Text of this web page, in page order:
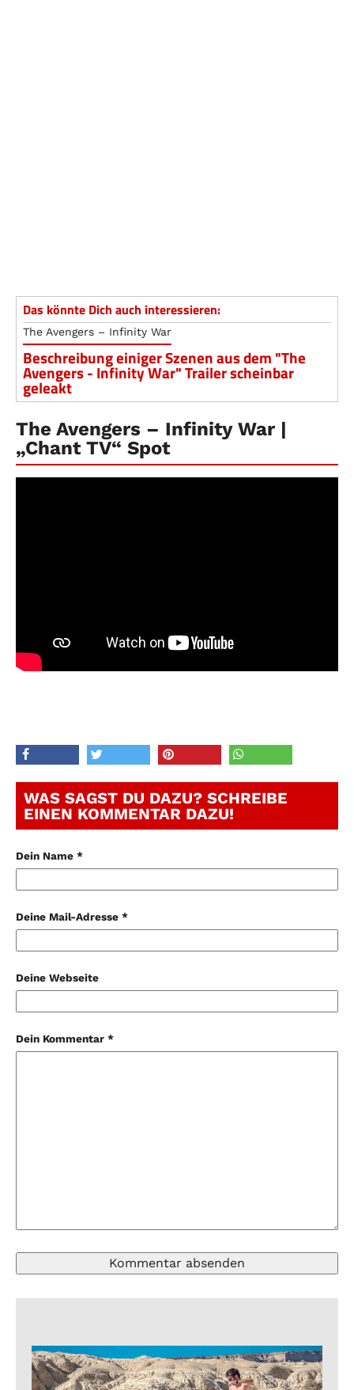
Das könnte Dich auch interessieren:
The Avengers – Infinity War
Beschreibung einiger Szenen aus dem "The
Avengers - Infinity War" Trailer scheinbar
geleakt
The Avengers – Infinity War |
„Chant TV“ Spot
WAS SAGST DU DAZU? SCHREIBE
EINEN KOMMENTAR DAZU!
Dein Name *
Deine Mail-Adresse *
Deine Webseite
Dein Kommentar *